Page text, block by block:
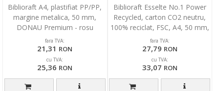
Biblioraft A4, plastifiat PP/PP,
margine metalica, 50 mm,
DONAU Premium - rosu
fara TVA:
21,31 RON
cu TVA:
25,36 RON
Biblioraft Esselte No.1 Power
Recycled, carton CO2 neutru,
100% reciclat, FSC, A4, 50 mm,
verde
fara TVA:
27,79 RON
cu TVA:
33,07 RON